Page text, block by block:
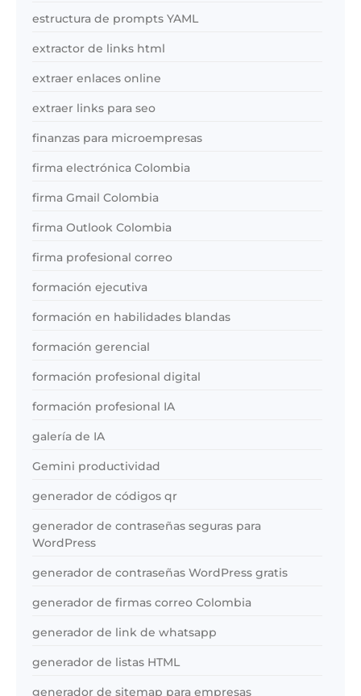
estructura de prompts YAML
extractor de links html
extraer enlaces online
extraer links para seo
finanzas para microempresas
firma electrónica Colombia
firma Gmail Colombia
firma Outlook Colombia
firma profesional correo
formación ejecutiva
formación en habilidades blandas
formación gerencial
formación profesional digital
formación profesional IA
galería de IA
Gemini productividad
generador de códigos qr
generador de contraseñas seguras para
WordPress
generador de contraseñas WordPress gratis
generador de firmas correo Colombia
generador de link de whatsapp
generador de listas HTML
generador de sitemap para empresas